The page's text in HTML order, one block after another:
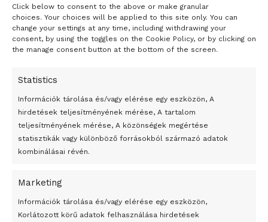
Click below to consent to the above or make granular
choices. Your choices will be applied to this site only. You can
change your settings at any time, including withdrawing your
consent, by using the toggles on the Cookie Policy, or by clicking on
the manage consent button at the bottom of the screen.
Statistics
Információk tárolása és/vagy elérése egy eszközön, A
hirdetések teljesítményének mérése, A tartalom
teljesítményének mérése, A közönségek megértése
statisztikák vagy különböző forrásokból származó adatok
kombinálásai révén.
Marketing
Információk tárolása és/vagy elérése egy eszközön,
Korlátozott körű adatok felhasználása hirdetések
- H I R D E T É S -